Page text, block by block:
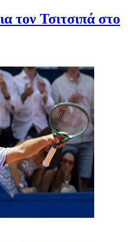
τον Τσιτσιπά στο